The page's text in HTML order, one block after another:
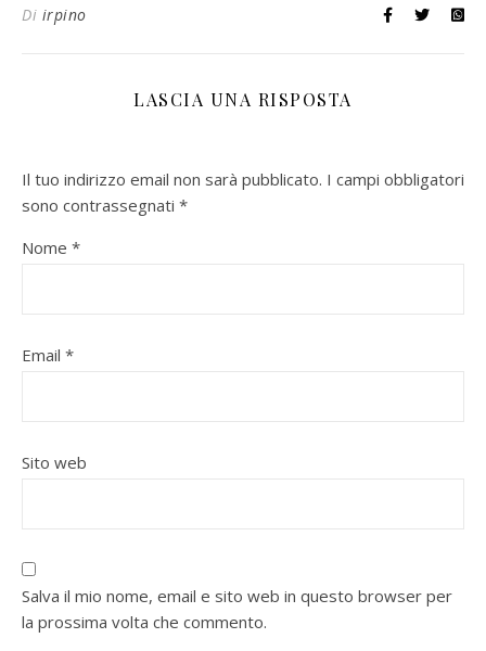
Di irpino
LASCIA UNA RISPOSTA
Il tuo indirizzo email non sarà pubblicato. I campi obbligatori
sono contrassegnati *
Nome *
Email *
Sito web
Salva il mio nome, email e sito web in questo browser per
la prossima volta che commento.